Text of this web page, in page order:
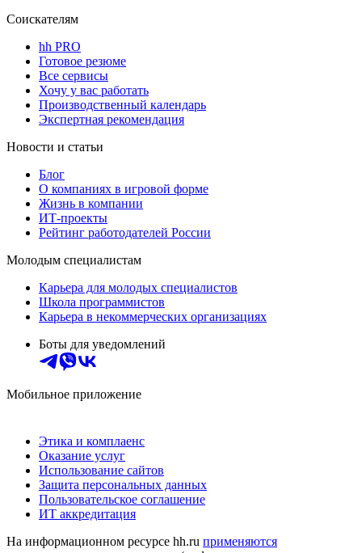
Соискателям
hh PRO
Готовое резюме
Все сервисы
Хочу у вас работать
Производственный календарь
Экспертная рекомендация
Новости и статьи
Блог
О компаниях в игровой форме
Жизнь в компании
ИТ-проекты
Рейтинг работодателей России
Молодым специалистам
Карьера для молодых специалистов
Школа программистов
Карьера в некоммерческих организациях
Боты для уведомлений
Мобильное приложение
Этика и комплаенс
Оказание услуг
Использование сайтов
Защита персональных данных
Пользовательское соглашение
ИТ аккредитация
На информационном ресурсе hh.ru применяются